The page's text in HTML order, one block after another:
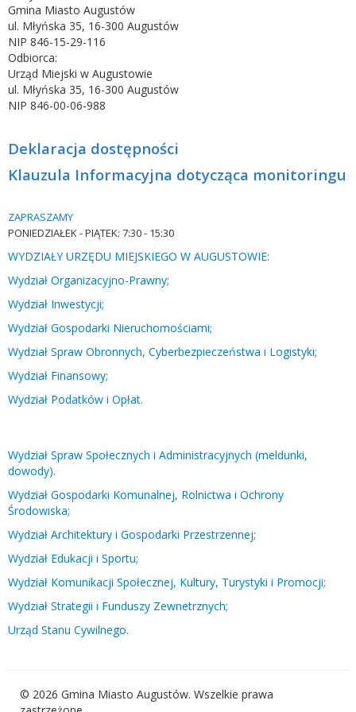
Gmina Miasto Augustów
ul. Młyńska 35, 16-300 Augustów
NIP 846-15-29-116
Odbiorca:
Urząd Miejski w Augustowie
ul. Młyńska 35, 16-300 Augustów
NIP 846-00-06-988
Deklaracja dostępności
Klauzula Informacyjna dotycząca monitoringu
ZAPRASZAMY
PONIEDZIAŁEK -PIĄTEK: 7:30 - 15:30
WYDZIAŁY URZĘDU MIEJSKIEGO W AUGUSTOWIE:
Wydział Organizacyjno-Prawny;
Wydział Inwestycji;
Wydział Gospodarki Nieruchomościami;
Wydział Spraw Obronnych, Cyberbezpieczeństwa i Logistyki;
Wydział Finansowy;
Wydział Podatków i Opłat.
Wydział Spraw Społecznych i Administracyjnych (meldunki,
dowody).
Wydział Gospodarki Komunalnej, Rolnictwa i Ochrony
Środowiska;
Wydział Architektury i Gospodarki Przestrzennej;
Wydział Edukacji i Sportu;
Wydział Komunikacji Społecznej, Kultury, Turystyki i Promocji;
Wydział Strategii i Funduszy Zewnetrznych;
Urząd Stanu Cywilnego.
© 2026 Gmina Miasto Augustów. Wszelkie prawa